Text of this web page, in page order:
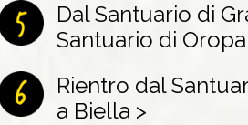
Dal Santuario di
Santuario di Oropa
Rientro dal
a Biella >